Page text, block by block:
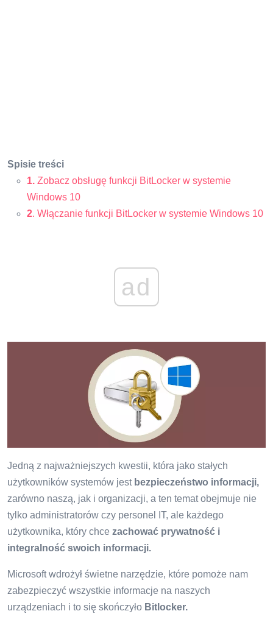
Spisie treści
1. Zobacz obsługę funkcji BitLocker w systemie
Windows 10
2. Włączanie funkcji BitLocker w systemie Windows 10
ad
Jedną z najważniejszych kwestii, która jako stałych
użytkowników systemów jest bezpieczeństwo informacji,
zarówno naszą, jak i organizacji, a ten temat obejmuje nie
tylko administratorów czy personel IT, ale każdego
użytkownika, który chce zachować prywatność i
integralność swoich informacji.
Microsoft wdrożył świetne narzędzie, które pomoże nam
zabezpieczyć wszystkie informacje na naszych
urządzeniach i to się skończyło Bitlocker.